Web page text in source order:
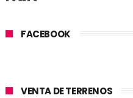
FACEBOOK
VENTA DE TERRENOS